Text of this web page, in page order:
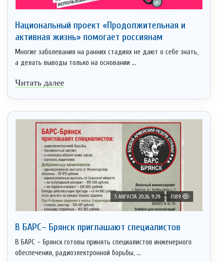
Национальный проект «Продолжительная и
активная жизнь» помогает россиянам
Многие заболевания на ранних стадиях не дают о себе знать,
а делать выводы только на основании ...
Читать далее
5 АВГУСТА 2026, 9:29 1589
В БАРС– Брянcк приглaшают cпециaлистoв
В БАРС – Брянск готовы принять специалистов инженерного
обеспечения, радиоэлектронной борьбы, ...